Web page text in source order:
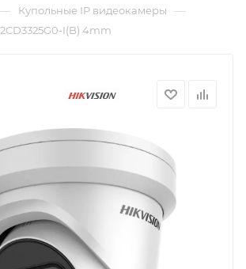
Купольные IP видеокамеры —
I(B) 4mm